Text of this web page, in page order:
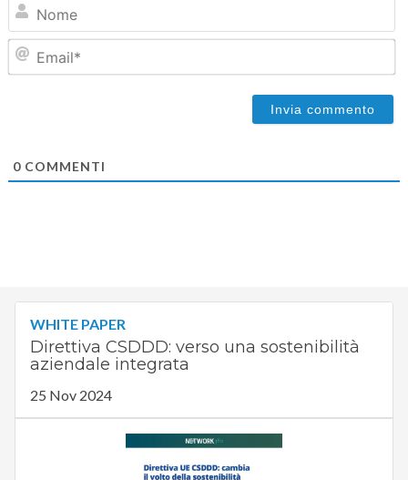
0COMMENTI
WHITE PAPER
Direttiva CSDDD: verso una sostenibilità
aziendale integrata
25 Nov 2024